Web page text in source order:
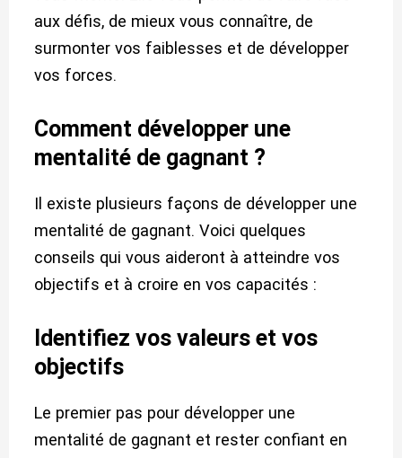
aux défis, de mieux vous connaître, de
surmonter vos faiblesses et de développer
vos forces.
Comment développer une
mentalité de gagnant ?
Il existe plusieurs façons de développer une
mentalité de gagnant. Voici quelques
conseils qui vous aideront à atteindre vos
objectifs et à croire en vos capacités :
Identifiez vos valeurs et vos
objectifs
Le premier pas pour développer une
mentalité de gagnant et rester confiant en